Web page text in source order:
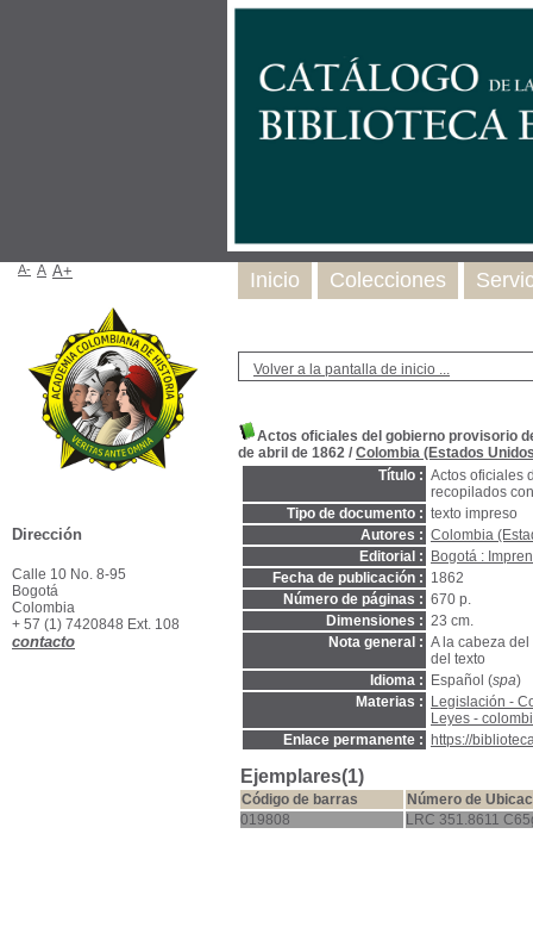
Volver a la pantalla de inicio ...
Actos oficiales del gobierno provisorio
de abril de 1862 / Colombia (Estados
Título : Actos oficiales
recopilados
Tipo de documento : texto impreso
Autores : Colombia
Editorial :
Bogotá :
Fecha de publicación : 1862
Número de páginas : 670 p.
Dimensiones : 23 cm.
Nota general : A la cabeza
del texto
Idioma :
Español (spa)
Materias :
Legislación -
Leyes -
Enlace permanente :
https://
Ejemplares(1)
Código de barras
Número de
019808
LRC 351.8611
Inicio Colecciones
A- A A+
Dirección
Calle 10 No. 8-95
Bogotá
Colombia
+ 57 (1) 7420848 Ext. 108
contacto